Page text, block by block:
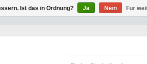
daher können Sie derzeit nicht
Ist das in Ordnung? Ja Nein Für